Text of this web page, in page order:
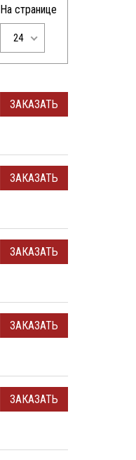
На странице
24
ЗАКАЗАТЬ
ЗАКАЗАТЬ
ЗАКАЗАТЬ
ЗАКАЗАТЬ
ЗАКАЗАТЬ